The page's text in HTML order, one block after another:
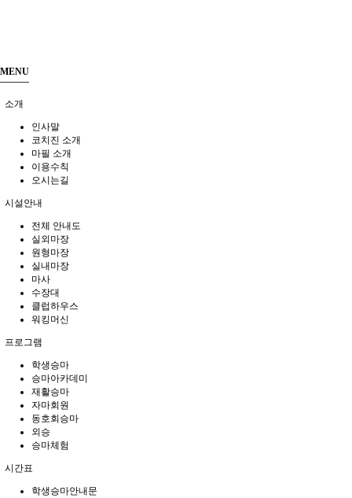
MENU
소개
인사말
코치진 소개
마필 소개
이용수칙
오시는길
시설안내
전체 안내도
실외마장
원형마장
실내마장
마사
수장대
클럽하우스
워킹머신
프로그램
학생승마
승마아카데미
재활승마
자마회원
동호회승마
외승
승마체험
시간표
학생승마안내문